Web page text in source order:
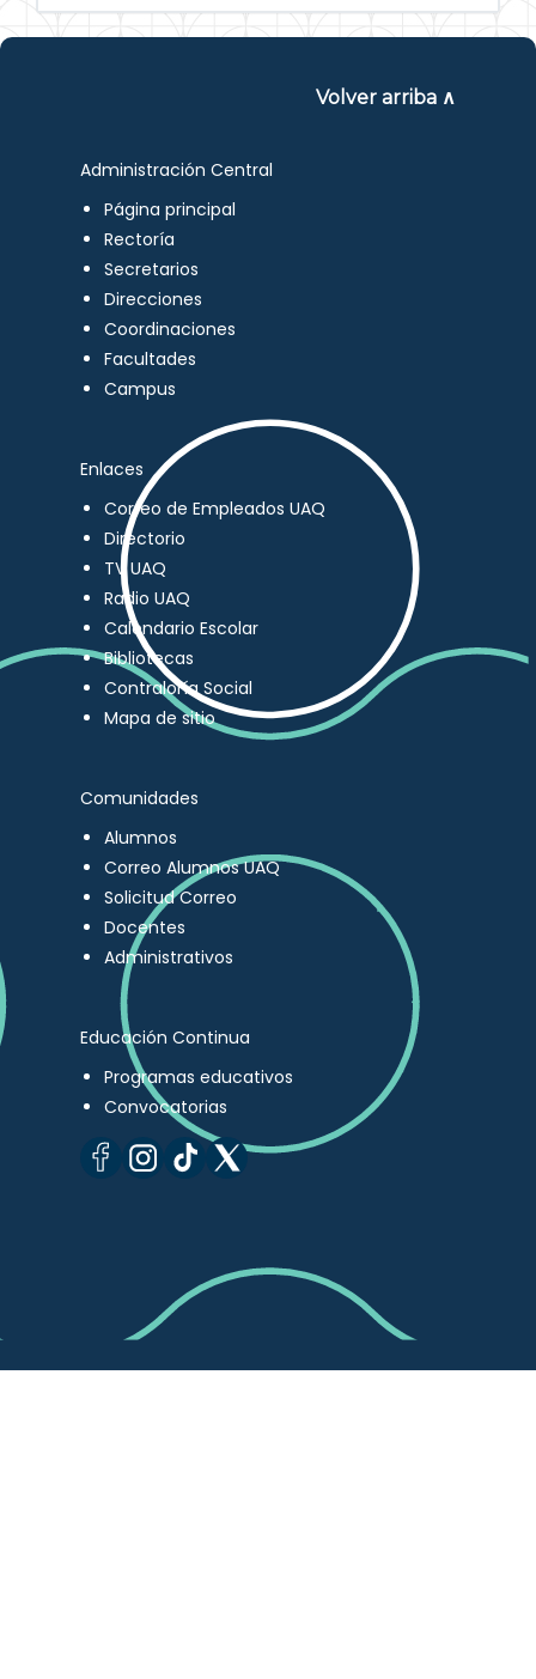
Volver arriba ∧
Administración Central
Página principal
Rectoría
Secretarios
Direcciones
Coordinaciones
Facultades
Campus
Enlaces
Correo de Empleados UAQ
Directorio
TV UAQ
Radio UAQ
Calendario Escolar
Bibliotecas
Contraloría Social
Mapa de sitio
Comunidades
Alumnos
Correo Alumnos UAQ
Solicitud Correo
Docentes
Administrativos
Educación Continua
Programas educativos
Convocatorias